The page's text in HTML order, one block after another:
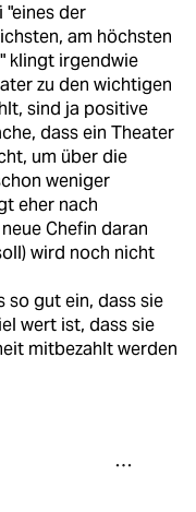
"eines der
am höchsten
klingt irgendwie
zu den wichtigen
sind ja positive
dass ein Theater
um über die
weniger
eher nach
Chefin daran
wird noch nicht
so gut ein, dass sie
wert ist, dass sie
mitbezahlt werden